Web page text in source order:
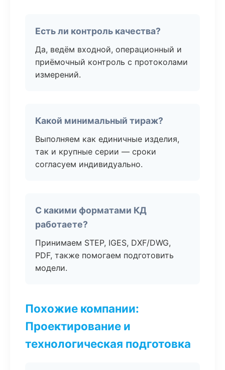
Есть ли контроль качества?
Да, ведём входной, операционный и
приёмочный контроль с протоколами
измерений.
Какой минимальный тираж?
Выполняем как единичные изделия,
так и крупные серии — сроки
согласуем индивидуально.
С какими форматами КД
работаете?
Принимаем STEP, IGES, DXF/DWG,
PDF, также помогаем подготовить
модели.
Похожие компании:
Проектирование и
технологическая подготовка